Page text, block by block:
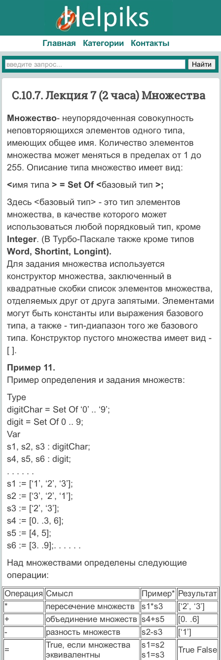
Главная Категории Контакты
C.10.7. Лекция 7 (2 часа) Множества
Множество- неупорядоченная совокупность
неповторяющихся элементов одного типа,
имеющих общее имя. Количество элементов
множества может меняться в пределах от 1 до
255. Описание типа множество имеет вид:
<имя типа > = Set Of <базовый тип >;
Здесь <базовый тип> - это тип элементов
множества, в качестве которого может
использоваться любой порядковый тип, кроме
Integer. (В Турбо-Паскале также кроме типов
Word, Shortint, Longint).
Для задания множества используется
конструктор множества, заключенный в
квадратные скобки список элементов множества,
отделяемых друг от друга запятыми. Элементами
могут быть константы или выражения базового
типа, а также - тип-диапазон того же базового
типа. Конструктор пустого множества имеет вид -
[ ].
Пример 11.
Пример определения и задания множеств:
Type
digitChar = Set Of ‘0’ .. ‘9’;
digit = Set Of 0 .. 9;
Var
s1, s2, s3 : digitChar;
s4, s5, s6 : digit;
. . . . . .
s1 := [‘1’, ‘2’, ‘3’];
s2 := [‘3’, ‘2’, ‘1’];
s3 := [‘2’, ‘3’];
s4 := [0. .3, 6];
s5 := [4, 5];
s6 := [3. .9];. . . . . .
Над множествами определены следующие
операции:
Операция Смысл Пример* Результат
*
пересечение множеств s1*s3
[‘2’, ‘3’]
+
объединение множеств s4+s5
[0. .6]
-
разность множеств s2-s3
[‘1’]
=
True, если множества
эквивалентны
s1=s2
s1=s3
True False